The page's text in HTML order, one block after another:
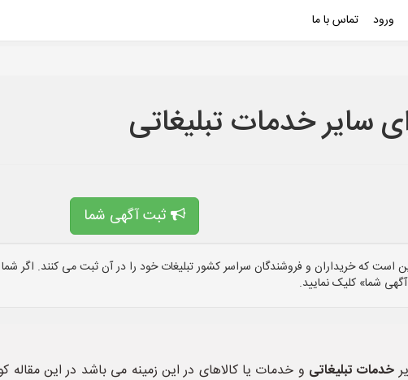
ورود تماس با ما
سایر خدمات تبلیغاتی
ثبت آگهی شما
است که خریداران و فروشندگان سراسر کشور تبلیغات خود را در آن ثبت می کنند. اگر
شما» کلیک نمایید.
خدمات تبلیغاتی و خدمات یا کالاهای در این زمینه می باشد در این